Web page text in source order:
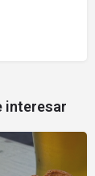
interesar